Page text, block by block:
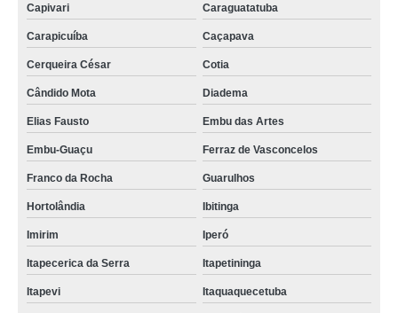
Capivari Caraguatatuba
Carapicuíba Caçapava
Cerqueira César Cotia
Cândido Mota Diadema
Elias Fausto Embu das Artes
Embu-Guaçu Ferraz de Vasconcelos
Franco da Rocha Guarulhos
Hortolândia Ibitinga
Imirim Iperó
Itapecerica da Serra Itapetininga
Itapevi Itaquaquecetuba